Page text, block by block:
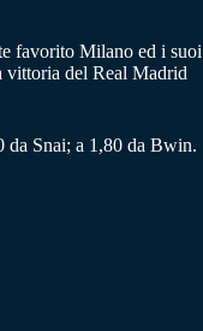
favorito Milano ed i suoi
vittoria del Real Madrid
da Snai; a 1,80 da Bwin.